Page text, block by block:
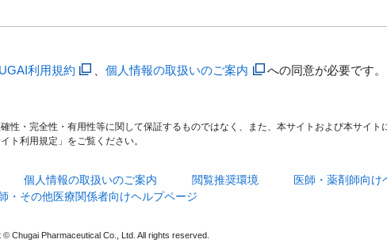
利用規約 、個人情報の取扱いのご案内 への同意が必要です。
・完全性・有用性等に関して保証するものではなく、また、本サイトおよび本サイト
ト利用規定」をご覧ください。
個人情報の取扱いのご案内 閲覧推奨環境
医師・薬剤師向け
・その他医療関係者向けヘルプページ
© Chugai Pharmaceutical Co., Ltd. All rights reserved.